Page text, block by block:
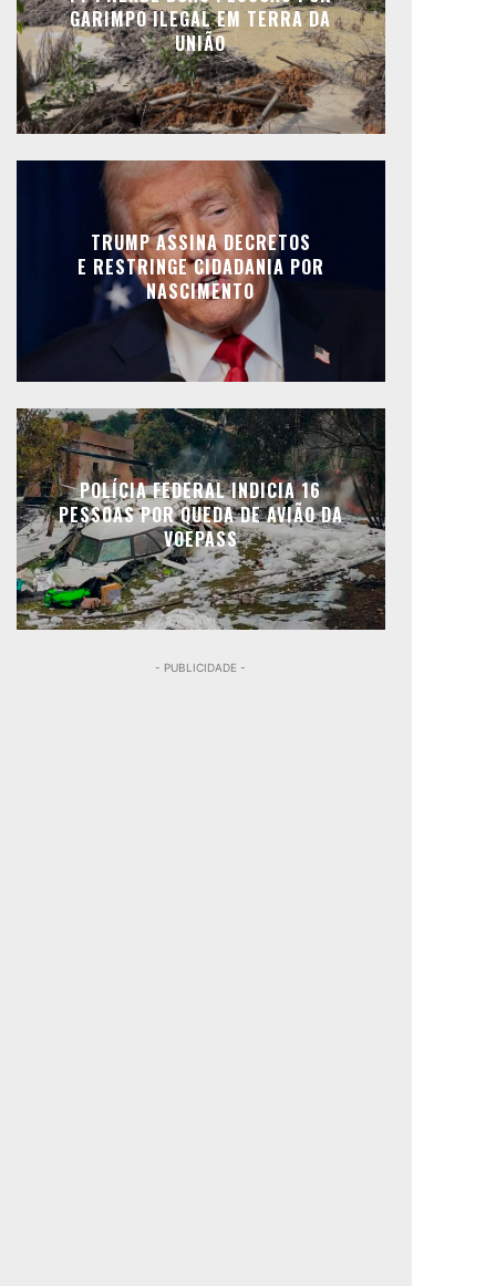
GARIMPO ILEGAL EM TERRA DA
UNIÃO
TRUMP ASSINA DECRETOS
E RESTRINGE CIDADANIA POR
NASCIMENTO
POLÍCIA FEDERAL INDICIA 16
PESSOAS POR QUEDA DE AVIÃO DA
VOEPASS
- PUBLICIDADE -